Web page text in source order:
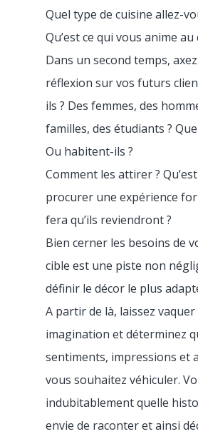
Quel type de cuisine allez-
Qu’est ce qui vous anime
Dans un second temps,
réflexion sur vos futurs
ils ? Des femmes, des
familles, des étudiants ?
Ou habitent-ils ?
Comment les attirer ?
procurer une expérience
fera qu’ils reviendront ?
Bien cerner les besoins de
cible est une piste non
définir le décor le plus
A partir de là, laissez
imagination et déterminez
sentiments, impressions et
vous souhaitez véhiculer.
indubitablement quelle
envie de raconter et ainsi